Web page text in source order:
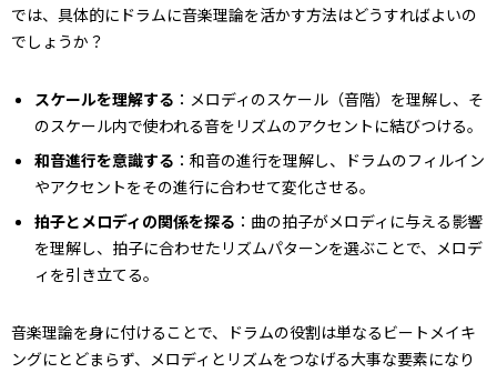
では、具体的にドラムに音楽理論を活かす方法はどうすればよいの
でしょうか？
スケールを理解する ：メロディのスケール（音階）を理解し、そ
のスケール内で使われる音をリズムのアクセントに結びつける。
和音進行を意識する ：和音の進行を理解し、ドラムのフィルイン
やアクセントをその進行に合わせて変化させる。
拍子とメロディの関係を探る ：曲の拍子がメロディに与える影響
を理解し、拍子に合わせたリズムパターンを選ぶことで、メロデ
ィを引き立てる。
音楽理論を身に付けることで、ドラムの役割は単なるビートメイキ
ングにとどまらず、メロディとリズムをつなげる大事な要素になり